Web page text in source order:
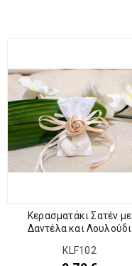
Κερασματάκι Σατέν με
Δαντέλα και Λουλούδι
KLF102